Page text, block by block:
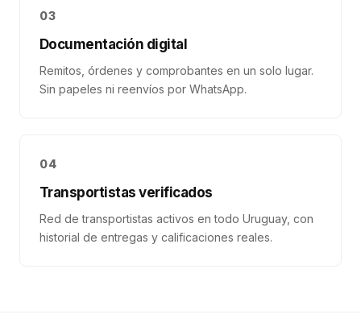
03
Documentación digital
Remitos, órdenes y comprobantes en un solo lugar.
Sin papeles ni reenvíos por WhatsApp.
04
Transportistas verificados
Red de transportistas activos en todo Uruguay, con
historial de entregas y calificaciones reales.